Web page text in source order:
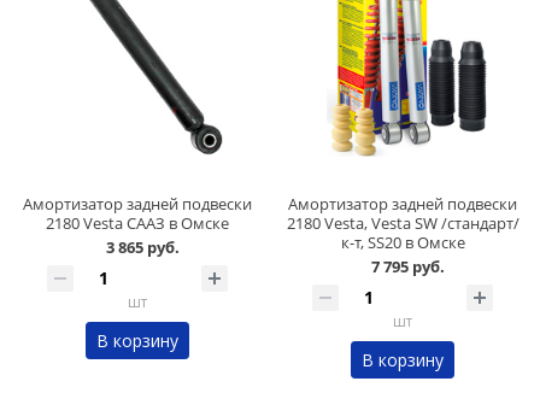
Амортизатор задней подвески
2180 Vesta СААЗ в Омске
3 865 руб.
шт
В корзину
Амортизатор задней подвески
2180 Vesta, Vesta SW /стандарт/
к-т, SS20 в Омске
7 795 руб.
шт
В корзину